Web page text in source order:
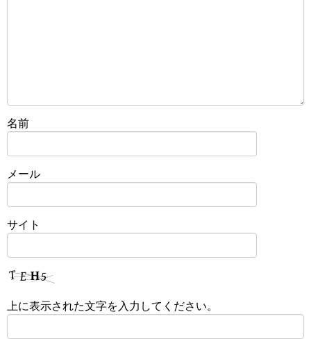
名前
メール
サイト
上に表示された文字を入力してください。